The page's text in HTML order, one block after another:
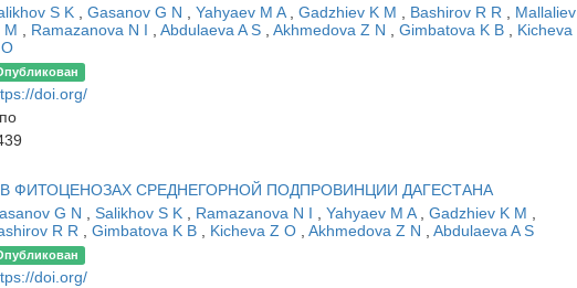
S K Gasanov G N Yahyaev M A Gadzhiev K M Bashirov R R
Mallaliev
М
Ramazanova N I Abdulaeva A S Akhmedova Z N Gimbatova K B
Kicheva
doi.org/
ФИТОЦЕНОЗАХ СРЕДНЕГОРНОЙ ПОДПРОВИНЦИИ ДАГЕСТАНА
G N Salikhov S K Ramazanova N I Yahyaev M A Gadzhiev K M
R R
Gimbatova K B Kicheva Z O Akhmedova Z N
Abdulaeva A S
doi.org/